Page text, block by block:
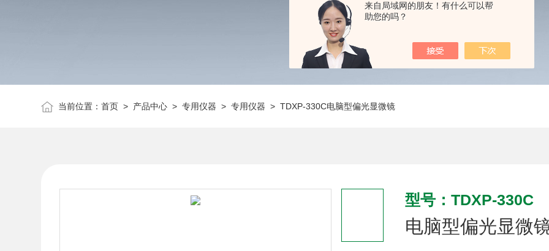
来自局域网的朋友！有什么可以帮
助您的吗？
当前位置：首页 > 产品中心 >专用仪器 >专用仪器 > TDXP-330C电脑型偏光显微镜
型号：TDXP-330C
电脑型偏光显微